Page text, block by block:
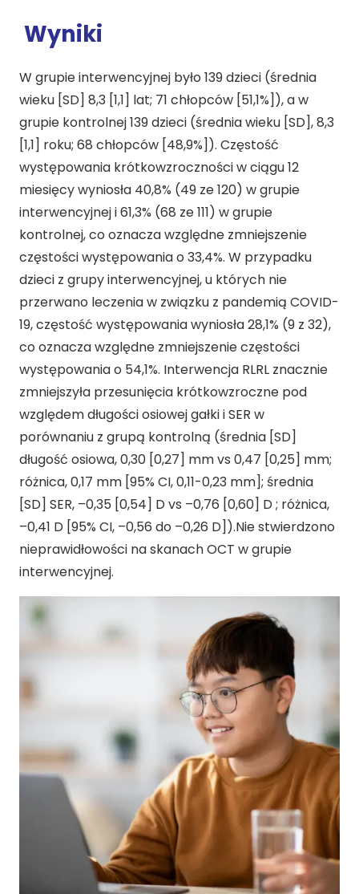
Wyniki
W grupie interwencyjnej było 139 dzieci (średnia
wieku [SD] 8,3 [1,1] lat; 71 chłopców [51,1%]), a w
grupie kontrolnej 139 dzieci (średnia wieku [SD], 8,3
[1,1] roku; 68 chłopców [48,9%]). Częstość
występowania krótkowzroczności w ciągu 12
miesięcy wyniosła 40,8% (49 ze 120) w grupie
interwencyjnej i 61,3% (68 ze 111) w grupie
kontrolnej, co oznacza względne zmniejszenie
częstości występowania o 33,4%. W przypadku
dzieci z grupy interwencyjnej, u których nie
przerwano leczenia w związku z pandemią COVID-
19, częstość występowania wyniosła 28,1% (9 z 32),
co oznacza względne zmniejszenie częstości
występowania o 54,1%. Interwencja RLRL znacznie
zmniejszyła przesunięcia krótkowzroczne pod
względem długości osiowej gałki i SER w
porównaniu z grupą kontrolną (średnia [SD]
długość osiowa, 0,30 [0,27] mm vs 0,47 [0,25] mm;
różnica, 0,17 mm [95% CI, 0,11-0,23 mm]; średnia
[SD] SER, –0,35 [0,54] D vs –0,76 [0,60] D ; różnica,
–0,41 D [95% CI, –0,56 do –0,26 D]).Nie stwierdzono
nieprawidłowości na skanach OCT w grupie
interwencyjnej.